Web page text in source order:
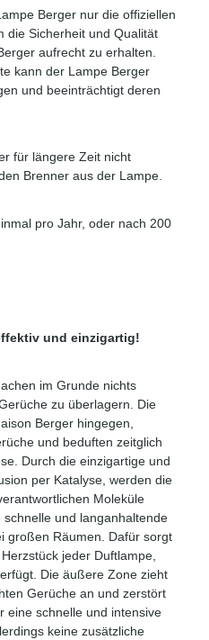
Berger nur die offiziellen
die Sicherheit und Qualität
aufrecht zu erhalten.
kann der Lampe Berger
und beeinträchtigt deren
für längere Zeit nicht
Brenner aus der Lampe.
pro Jahr, oder nach 200
und einzigartig!
im Grunde nichts
zu überlagern. Die
Berger hingegen,
und beduften zeitglich
Durch die einzigartige und
per Katalyse, werden die
Moleküle
und langanhaltende
großen Räumen. Dafür sorgt
jeder Duftlampe,
Die äußere Zone zieht
Gerüche an und zerstört
eine schnelle und intensive
keine zusätzliche